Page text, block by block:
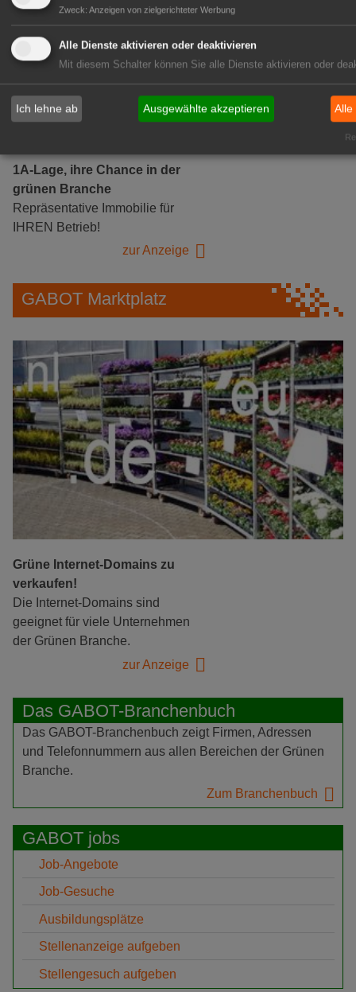
Mitarbeiter (m/w/d) für unsere
Logistikhalle
Herongen
zur Stellenanzeige
GABOT Immobilienangebote
1A-Lage, ihre Chance in der
grünen Branche
Repräsentative Immobilie für
IHREN Betrieb!
zur Anzeige
GABOT Marktplatz
Grüne Internet-Domains zu
verkaufen!
Die Internet-Domains sind
geeignet für viele Unternehmen
der Grünen Branche.
zur Anzeige
Das GABOT-Branchenbuch
Das GABOT-Branchenbuch zeigt Firmen, Adressen
und Telefonnummern aus allen Bereichen der Grünen
Branche.
Zum Branchenbuch
GABOT jobs
Job-Angebote
Job-Gesuche
Ausbildungsplätze
Stellenanzeige aufgeben
Stellengesuch aufgeben
Zweck: Anzeigen von zielgerichteter Werbung
Alle Dienste aktivieren oder deaktivieren
Mit diesem Schalter können Sie alle Dienste aktivieren oder
Ich lehne ab Ausgewählte akzeptieren Alle